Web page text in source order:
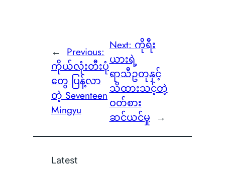
← Previous:
ကိုယ်လုံးတီးပုံ
တွေ ပြန့်လာ
တဲ့ Seventeen
Mingyu
Next: ကိုရီး
ယားရဲ့
ရာသီဥတုနှင့်
သိထားသင့်တဲ့
ဝတ်စား
ဆင်ယင်မှု →
Latest